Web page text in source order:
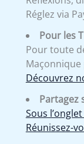
Réglez via
Pour les
Pour toute
Découvrez
Partagez
Sous
Réunissez-